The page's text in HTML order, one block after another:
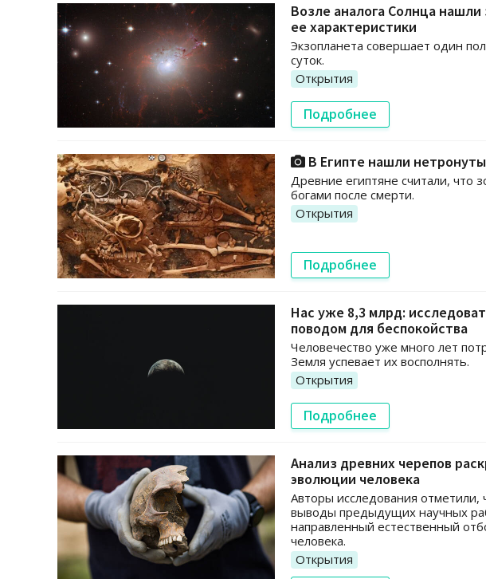
Возле аналога Солнца
ее характеристики
Экзопланета совершает один
суток.
Открытия
Подробнее
В Египте нашли
Древние египтяне считали, что
богами после смерти.
Открытия
Подробнее
Нас уже 8,3 млрд:
поводом для беспокойства
Человечество уже много лет
Земля успевает их восполнять.
Открытия
Подробнее
Анализ древних черепов
эволюции человека
Авторы исследования
выводы предыдущих научных
направленный естественный
человека.
Открытия